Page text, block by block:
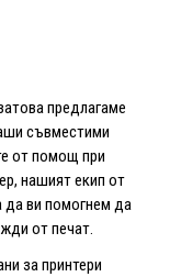
предлагаме
съвместими
от помощ при
нашият екип от
да ви помогнем да
от печат.
за принтери